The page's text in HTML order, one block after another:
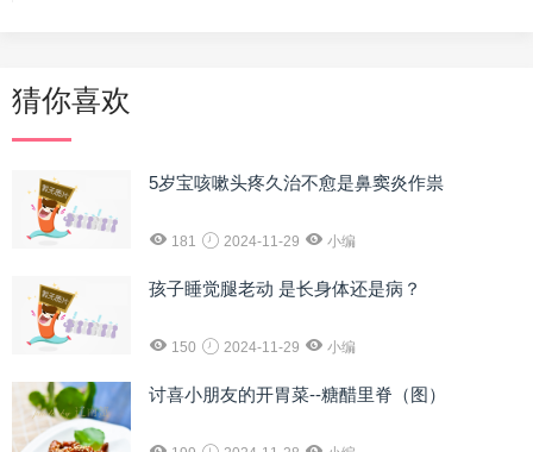
猜你喜欢
5岁宝咳嗽头疼久治不愈是鼻窦炎作祟
181 2024-11-29 小编
孩子睡觉腿老动 是长身体还是病？
150 2024-11-29 小编
讨喜小朋友的开胃菜--糖醋里脊（图）